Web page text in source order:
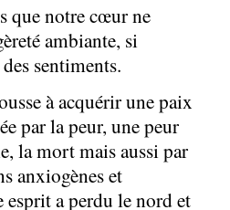
que notre cœur ne
ambiante, si
sentiments.
à acquérir une paix
par la peur, une peur
la mort mais aussi par
anxiogènes et
a perdu le nord et